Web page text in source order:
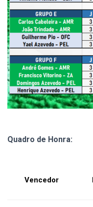
Quadro de Honra:
Vencedor